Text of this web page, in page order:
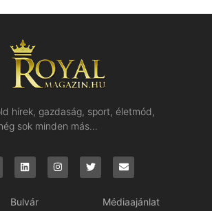
hírek, gazdaság, sport, életmód,
sok minden más…
Bulvár
Médiaajánlat